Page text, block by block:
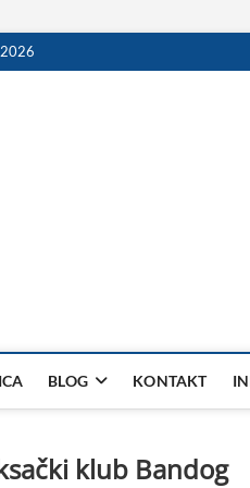
BLOG KONTAKT
klub Bandog